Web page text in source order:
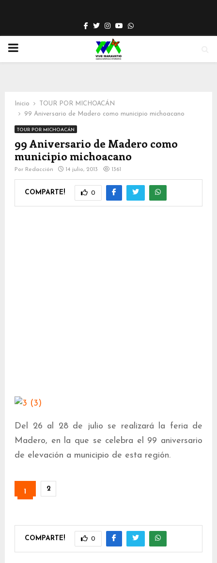
Facebook
TwitterInstagram
YoutubeWhatsapp
PRIMARY
Inicio
TOUR POR MICHOACÁN
99 Aniversario de Madero como municipio michoacano
TOUR POR MICHOACÁN
99 Aniversario de Madero como
municipio michoacano
Por Redacción 14 julio, 2013 1361
COMPARTE! 0
Del 26 al 28 de julio se realizará la feria de
Madero, en la que se celebra el 99 aniversario
de elevación a municipio de esta región.
1 2
COMPARTE! 0